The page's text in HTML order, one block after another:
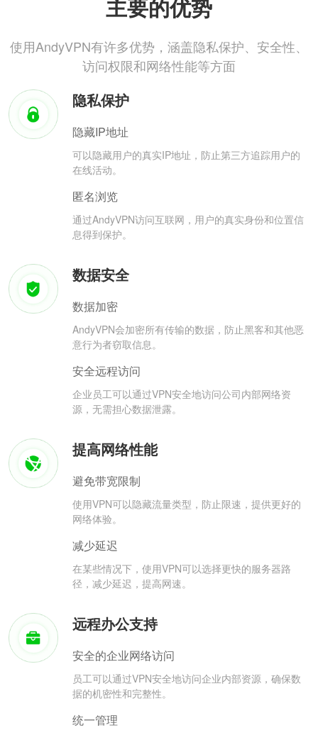
主要的优势
使用AndyVPN有许多优势，涵盖隐私保护、安全性、
访问权限和网络性能等方面
隐私保护
隐藏IP地址
可以隐藏用户的真实IP地址，防止第三方追踪用户的
在线活动。
匿名浏览
通过AndyVPN访问互联网，用户的真实身份和位置信
息得到保护。
数据安全
数据加密
AndyVPN会加密所有传输的数据，防止黑客和其他恶
意行为者窃取信息。
安全远程访问
企业员工可以通过VPN安全地访问公司内部网络资
源，无需担心数据泄露。
提高网络性能
避免带宽限制
使用VPN可以隐藏流量类型，防止限速，提供更好的
网络体验。
减少延迟
在某些情况下，使用VPN可以选择更快的服务器路
径，减少延迟，提高网速。
远程办公支持
安全的企业网络访问
员工可以通过VPN安全地访问企业内部资源，确保数
据的机密性和完整性。
统一管理